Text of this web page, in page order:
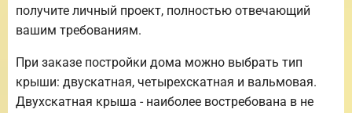
получите личный проект, полностью отвечающий
вашим требованиям.
При заказе постройки дома можно выбрать тип
крыши: двускатная, четырехскатная и вальмовая.
Двухскатная крыша - наиболее востребована в не